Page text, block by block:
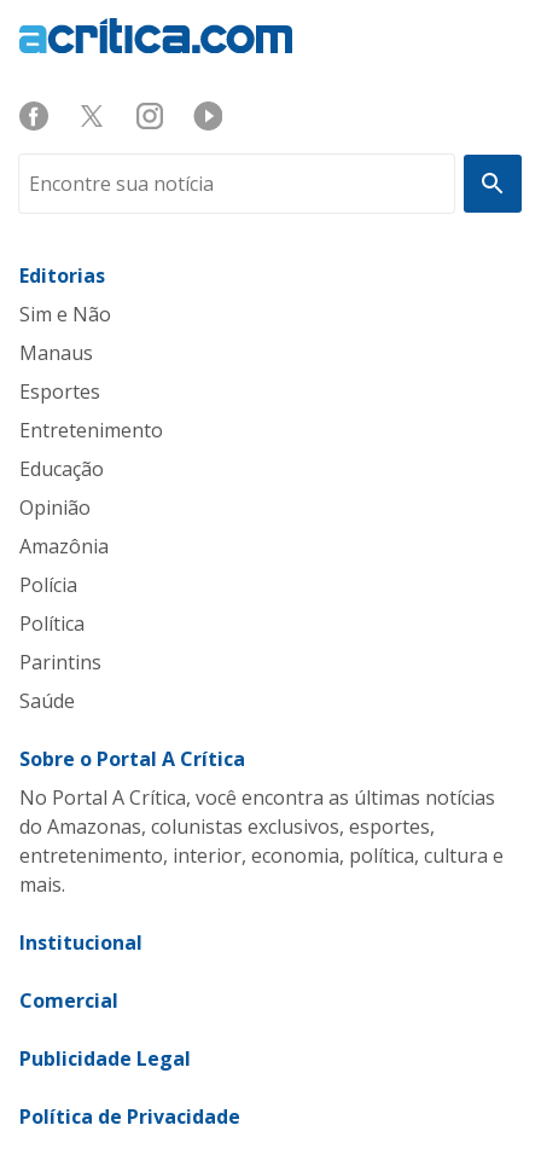
Editorias
Sim e Não
Manaus
Esportes
Entretenimento
Educação
Opinião
Amazônia
Polícia
Política
Parintins
Saúde
Sobre o Portal A Crítica
No Portal A Crítica, você encontra as últimas notícias
do Amazonas, colunistas exclusivos, esportes,
entretenimento, interior, economia, política, cultura e
mais.
Institucional
Comercial
Publicidade Legal
Política de Privacidade